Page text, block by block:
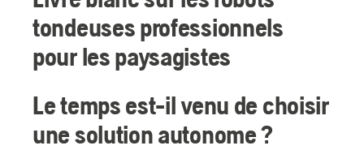
tondeuses professionnels
pour les paysagistes
Le temps est-il venu de choisir
une solution autonome ?